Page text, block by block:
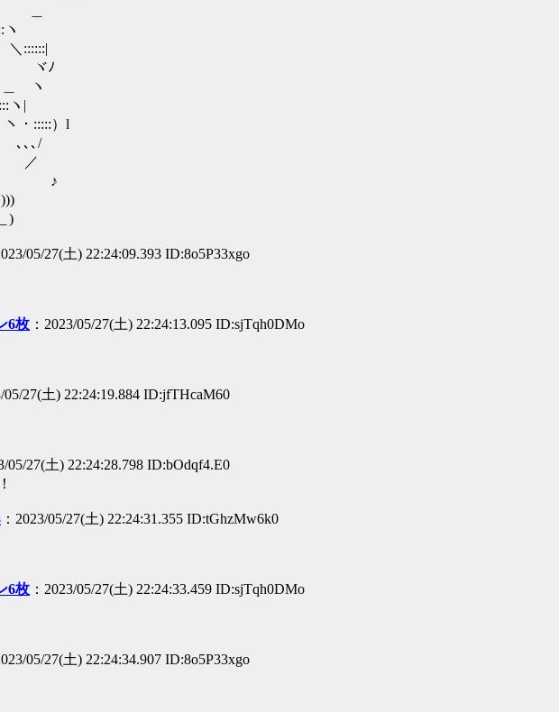
|
）l
､､/
♪
05/27(土) 22:24:09.393 ID:8o5P33xgo
6枚 ：2023/05/27(土) 22:24:13.095 ID:sjTqh0DMo
05/27(土) 22:24:19.884 ID:jfTHcaM60
05/27(土) 22:24:28.798 ID:bOdqf4.E0
：2023/05/27(土) 22:24:31.355 ID:tGhzMw6k0
6枚 ：2023/05/27(土) 22:24:33.459 ID:sjTqh0DMo
05/27(土) 22:24:34.907 ID:8o5P33xgo